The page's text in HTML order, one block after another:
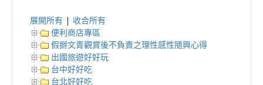
展開所有
收合所有
便利商店專區
假掰文青觀賞後不負責之理性感性隨興心得
出國旅遊好好玩
台中好好吃
台北好好吃